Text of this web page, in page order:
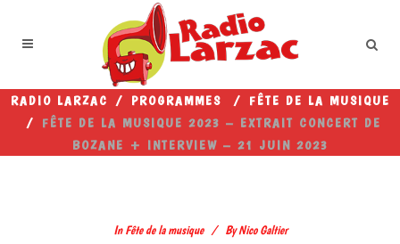
RADIO LARZAC / PROGRAMMES / FÊTE DE LA MUSIQUE
/ FÊTE DE LA MUSIQUE 2023 – EXTRAIT CONCERT DE
BOZANE + INTERVIEW – 21 JUIN 2023
In Fête de la musique By Nico Galtier